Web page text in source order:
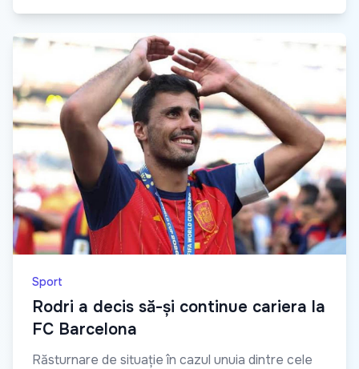
Sport
Rodri a decis să-și continue cariera la
FC Barcelona
Răsturnare de situație în cazul unuia dintre cele